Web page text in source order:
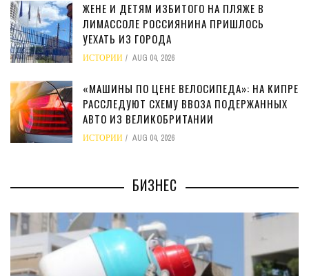
ЖЕНЕ И ДЕТЯМ ИЗБИТОГО НА ПЛЯЖЕ В
ЛИМАССОЛЕ РОССИЯНИНА ПРИШЛОСЬ
УЕХАТЬ ИЗ ГОРОДА
ИСТОРИИ AUG 04, 2026
«МАШИНЫ ПО ЦЕНЕ ВЕЛОСИПЕДА»: НА КИПРЕ
РАССЛЕДУЮТ СХЕМУ ВВОЗА ПОДЕРЖАННЫХ
АВТО ИЗ ВЕЛИКОБРИТАНИИ
ИСТОРИИ AUG 04, 2026
БИЗНЕС